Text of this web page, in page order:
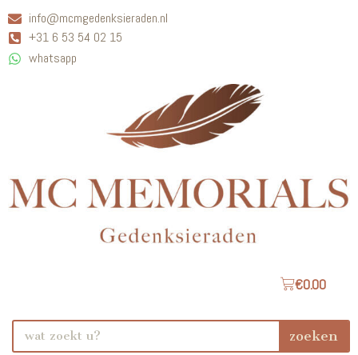
info@mcmgedenksieraden.nl
+31 6 53 54 02 15
whatsapp
€0.00
zoeken